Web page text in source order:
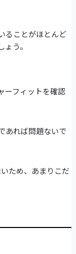
ることがほとんど
う。
ーフィットを確認
あれば問題ないで
ため、あまりこだ